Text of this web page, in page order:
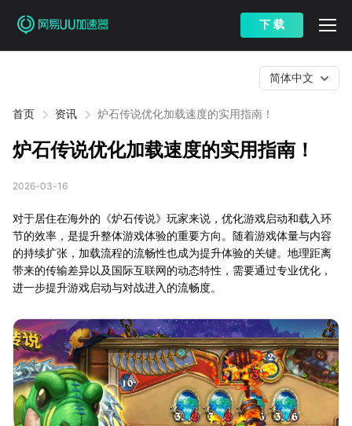
下 载
首页 资讯 炉石传说优化加载速度的实用指南！
简体中文
炉石传说优化加载速度的实用指南！
2026-03-16
对于居住在海外的《炉石传说》玩家来说，优化游戏启动和载入环
节的效率，是提升整体游戏体验的重要方向。随着游戏体量与内容
的持续扩张，加载流程的流畅性也成为提升体验的关键。地理距离
带来的传输差异以及国际互联网的动态特性，需要通过专业优化，
进一步提升游戏启动与对战进入的流畅度。